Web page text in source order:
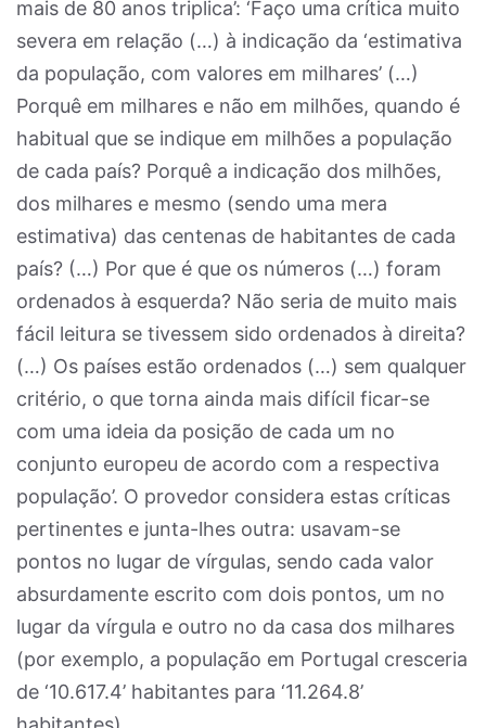
mais de 80 anos triplica’: ‘Faço uma crítica muito
severa em relação (…) à indicação da ‘estimativa
da população, com valores em milhares’ (…)
Porquê em milhares e não em milhões, quando é
habitual que se indique em milhões a população
de cada país? Porquê a indicação dos milhões,
dos milhares e mesmo (sendo uma mera
estimativa) das centenas de habitantes de cada
país? (…) Por que é que os números (…) foram
ordenados à esquerda? Não seria de muito mais
fácil leitura se tivessem sido ordenados à direita?
(…) Os países estão ordenados (…) sem qualquer
critério, o que torna ainda mais difícil ficar-se
com uma ideia da posição de cada um no
conjunto europeu de acordo com a respectiva
população’. O provedor considera estas críticas
pertinentes e junta-lhes outra: usavam-se
pontos no lugar de vírgulas, sendo cada valor
absurdamente escrito com dois pontos, um no
lugar da vírgula e outro no da casa dos milhares
(por exemplo, a população em Portugal cresceria
de ‘10.617.4’ habitantes para ‘11.264.8’